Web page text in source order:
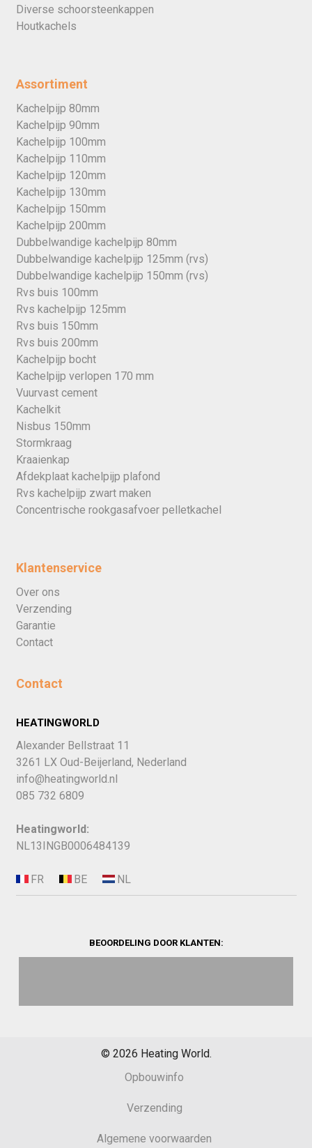
Diverse schoorsteenkappen
Houtkachels
Assortiment
Kachelpijp 80mm
Kachelpijp 90mm
Kachelpijp 100mm
Kachelpijp 110mm
Kachelpijp 120mm
Kachelpijp 130mm
Kachelpijp 150mm
Kachelpijp 200mm
Dubbelwandige kachelpijp 80mm
Dubbelwandige kachelpijp 125mm (rvs)
Dubbelwandige kachelpijp 150mm (rvs)
Rvs buis 100mm
Rvs kachelpijp 125mm
Rvs buis 150mm
Rvs buis 200mm
Kachelpijp bocht
Kachelpijp verlopen 170 mm
Vuurvast cement
Kachelkit
Nisbus 150mm
Stormkraag
Kraaienkap
Afdekplaat kachelpijp plafond
Rvs kachelpijp zwart maken
Concentrische rookgasafvoer pelletkachel
Klantenservice
Over ons
Verzending
Garantie
Contact
Contact
HEATINGWORLD
Alexander Bellstraat 11
3261 LX Oud-Beijerland, Nederland
info@heatingworld.nl
085 732 6809
Heatingworld:
NL13INGB0006484139
BEOORDELING DOOR KLANTEN:
© 2026 Heating World.
Opbouwinfo
Verzending
Algemene voorwaarden